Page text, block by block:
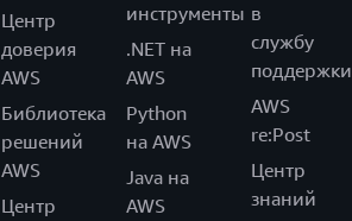
Центр
доверия
AWS
Библиотека
решений
AWS
Центр
инструменты
.NET на
AWS
Python
на AWS
Java на
AWS
в
службу
поддержки
AWS
re:Post
Центр
знаний